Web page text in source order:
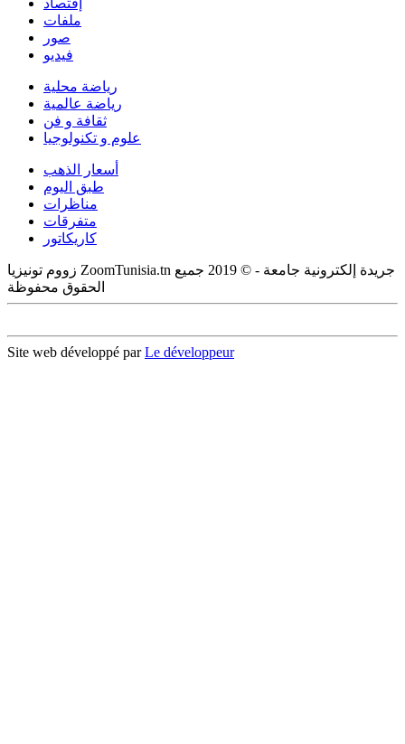
ملفات
صور
فيديو
رياضة محلية
رياضة عالمية
ثقافة و فن
علوم و تكنولوجيا
أسعار الذهب
طبق اليوم
مناظرات
متفرقات
كاريكاتور
زووم تونيزيا ZoomTunisia.tn جريدة إلكترونية جامعة - © 2019 جميع
الحقوق محفوظة
Site web développé parLe développeur